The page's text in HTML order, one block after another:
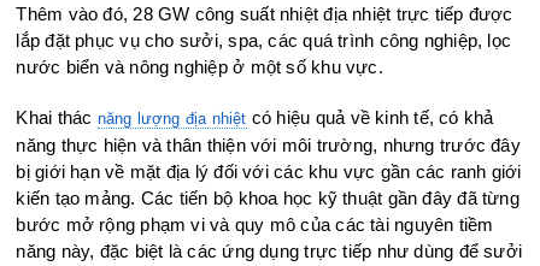
Thêm vào đó, 28 GW công suất nhiệt địa nhiệt trực tiếp được
lắp đặt phục vụ cho sưởi, spa, các quá trình công nghiệp, lọc
nước biển và nông nghiệp ở một số khu vực.
Khai thác năng lượng địa nhiệt có hiệu quả về kinh tế, có khả
năng thực hiện và thân thiện với môi trường, nhưng trước đây
bị giới hạn về mặt địa lý đối với các khu vực gần các ranh giới
kiến tạo mảng. Các tiến bộ khoa học kỹ thuật gần đây đã từng
bước mở rộng phạm vi và quy mô của các tài nguyên tiềm
năng này, đặc biệt là các ứng dụng trực tiếp như dùng để sưởi